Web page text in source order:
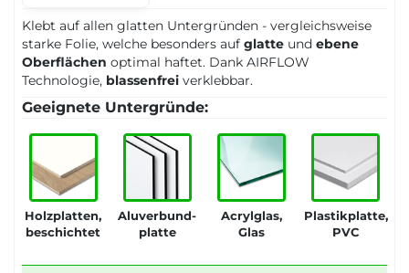
Klebt auf allen glatten Untergründen - vergleichsweise
starke Folie, welche besonders auf glatte und ebene
Oberflächen optimal haftet. Dank AIRFLOW
Technologie, blassenfrei verklebbar.
Geeignete Untergründe:
Holzplatten,
beschichtet
Aluverbund-
platte
Acrylglas,
Glas
Plastikplatte,
PVC